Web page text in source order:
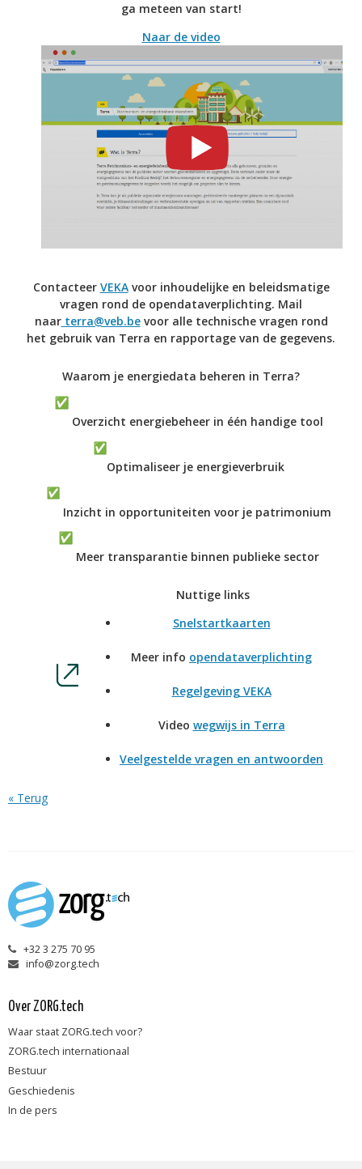
ga meteen van start!
Naar de video
Contacteer VEKAvoor inhoudelijke en beleidsmatige
vragen rond de opendataverplichting. Mail
naarterra@veb.bevoor alle technische vragen rond
het gebruik van Terra en rapportage van de gegevens.
Waarom je energiedata beheren in Terra?
Overzicht energiebeheer in één handige tool
Optimaliseer je energieverbruik
Inzicht in opportuniteiten voor je patrimonium
Meer transparantie binnen publieke sector
Nuttige links
Snelstartkaarten
Meer info opendataverplichting
Regelgeving VEKA
Video wegwijs in Terra
Veelgestelde vragen en antwoorden
« Terug
+32 3 275 70 95
info@zorg.tech
Over ZORG.tech
Waar staat ZORG.tech voor?
ZORG.tech internationaal
Bestuur
Geschiedenis
In de pers